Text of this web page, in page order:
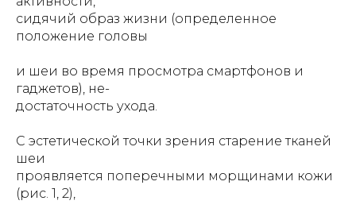
сидячий образ жизни (определенное
положение головы
и шеи во время просмотра смартфонов и
гаджетов), не-
достаточность ухода.
С эстетической точки зрения старение тканей
шеи
проявляется поперечными морщинами кожи
(рис. 1, 2),